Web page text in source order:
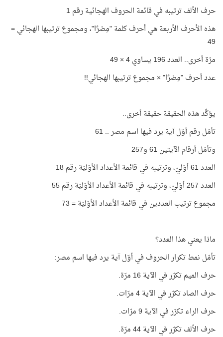
حرف الألف ترتيبه في قائمة الحروف الهجائية رقم 1
هذه الأحرف الأربعة هي أحرف كلمة "مِصْرًا"، ومجموع ترتيبها الهجائي =
49
مرّة أخرى.. العدد 196 يساوي 4 × 49
عدد أحرف "مِصْرًا" × مجموع ترتيبها الهجائي!!
يؤكِّد هذه الحقيقة حقيقة أخرى..
تأمّل رقم أوّل آية يرد فيها اسم مصر .. 61
وتأمّل أرقام الآيتين 61 و257
العدد 61 أوّليّ، وترتيبه في قائمة الأعداد الأوّليّة رقم 18
العدد 257 أوّليّ، وترتيبه في قائمة الأعداد الأوّليّة رقم 55
مجموع ترتيب العددين في قائمة الأعداد الأوّليّة = 73
ماذا يعني هذا العدد؟
تأمّل نمط تكرار الحروف في أوّل آية يرد فيها اسم مصر:
حرف الميم تكرّر في الآية 16 مرّة.
حرف الصاد تكرّر في الآية 4 مرّات.
حرف الراء تكرّر في الآية 9 مرّات.
حرف الألف تكرّر في الآية 44 مرّة.